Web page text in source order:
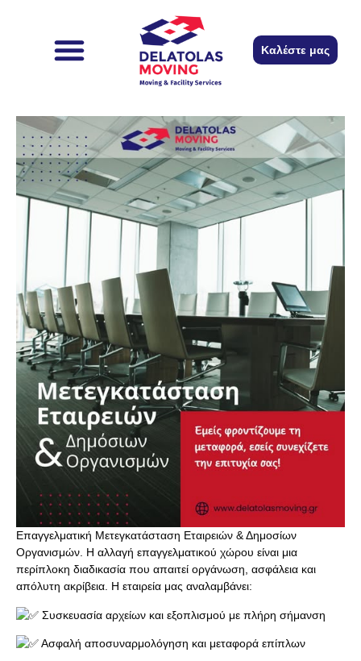
Καλέστε μας
Επαγγελματική Μετεγκατάσταση Εταιρειών & Δημοσίων
Οργανισμών. Η αλλαγή επαγγελματικού χώρου είναι μια
περίπλοκη διαδικασία που απαιτεί οργάνωση, ασφάλεια και
απόλυτη ακρίβεια. Η εταιρεία μας αναλαμβάνει:
Συσκευασία αρχείων και εξοπλισμού με πλήρη σήμανση
Ασφαλή αποσυναρμολόγηση και μεταφορά επίπλων